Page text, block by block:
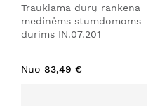
Traukiama durų rankena
medinėms stumdomoms
durims IN.07.201
Nuo 83,49 €